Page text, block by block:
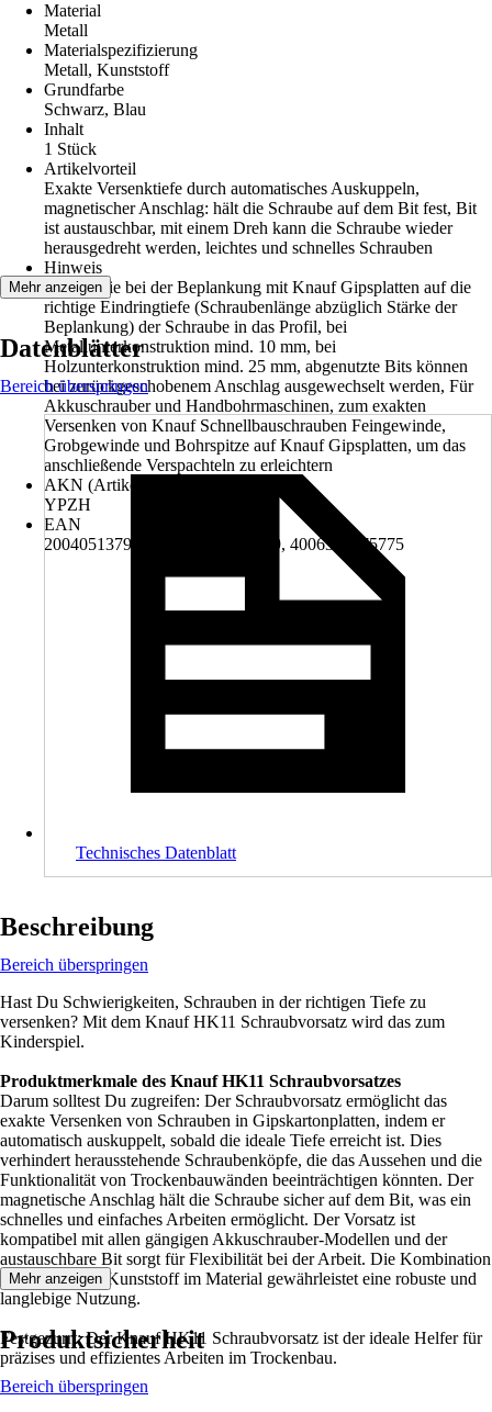
Material
Metall
Materialspezifizierung
Metall, Kunststoff
Grundfarbe
Schwarz, Blau
Inhalt
1 Stück
Artikelvorteil
Exakte Versenktiefe durch automatisches Auskuppeln,
magnetischer Anschlag: hält die Schraube auf dem Bit fest, Bit
ist austauschbar, mit einem Dreh kann die Schraube wieder
herausgedreht werden, leichtes und schnelles Schrauben
Hinweis
Achten Sie bei der Beplankung mit Knauf Gipsplatten auf die
richtige Eindringtiefe (Schraubenlänge abzüglich Stärke der
Beplankung) der Schraube in das Profil, bei
Metallunterkonstruktion mind. 10 mm, bei
Holzunterkonstruktion mind. 25 mm, abgenutzte Bits können
bei zurückgeschobenem Anschlag ausgewechselt werden, Für
Akkuschrauber und Handbohrmaschinen, zum exakten
Versenken von Knauf Schnellbauschrauben Feingewinde,
Grobgewinde und Bohrspitze auf Knauf Gipsplatten, um das
anschließende Verspachteln zu erleichtern
AKN (Artikelkurznummer)
YPZH
EAN
2004051379007, 4003982055019, 4006379075775
Mehr anzeigen
Datenblätter
Bereich überspringen
Technisches Datenblatt
Beschreibung
Bereich überspringen
Hast Du Schwierigkeiten, Schrauben in der richtigen Tiefe zu
versenken? Mit dem Knauf HK11 Schraubvorsatz wird das zum
Kinderspiel.
Produktmerkmale des Knauf HK11 Schraubvorsatzes
Darum solltest Du zugreifen: Der Schraubvorsatz ermöglicht das
exakte Versenken von Schrauben in Gipskartonplatten, indem er
automatisch auskuppelt, sobald die ideale Tiefe erreicht ist. Dies
verhindert herausstehende Schraubenköpfe, die das Aussehen und die
Funktionalität von Trockenbauwänden beeinträchtigen könnten. Der
magnetische Anschlag hält die Schraube sicher auf dem Bit, was ein
schnelles und einfaches Arbeiten ermöglicht. Der Vorsatz ist
kompatibel mit allen gängigen Akkuschrauber-Modellen und der
austauschbare Bit sorgt für Flexibilität bei der Arbeit. Die Kombination
aus Metall und Kunststoff im Material gewährleistet eine robuste und
langlebige Nutzung.
Festgezurrt: Der Knauf HK11 Schraubvorsatz ist der ideale Helfer für
präzises und effizientes Arbeiten im Trockenbau.
Mehr anzeigen
Produktsicherheit
Bereich überspringen